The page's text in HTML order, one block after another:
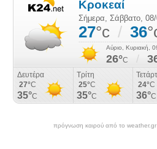
πρόγνωση καιρού από το weather.gr